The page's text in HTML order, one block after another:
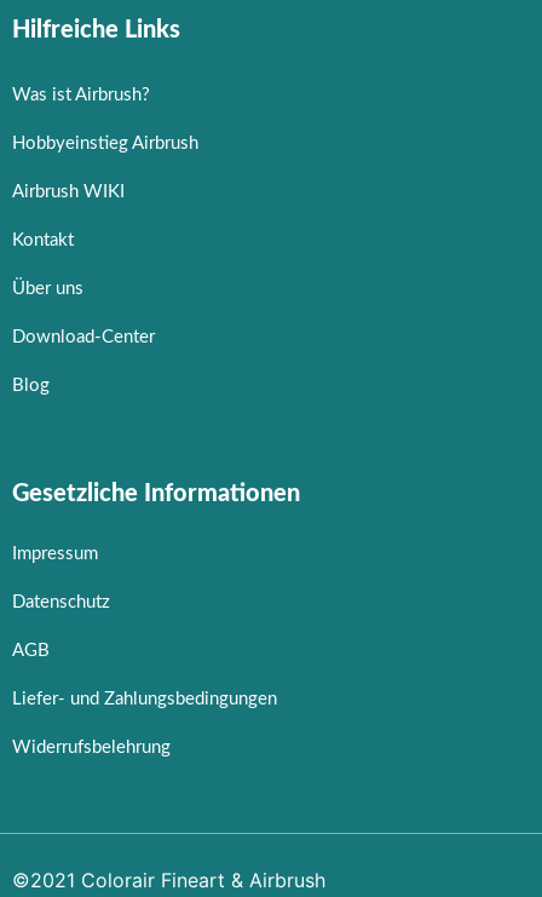
Schleif- & Poliermittel
Sandstrahlen & Spezialbehandlungen
Maskierung & Schablonen
Maskierfolien & Maskierbänder
Airbrush-Reiniger
Luftreinigung & Filter
Spezialliteratur & Anleitungen
Hilfreiche Links
Was ist Airbrush?
Hobbyeinstieg Airbrush
Airbrush WIKI
Kontakt
Über uns
Download-Center
Blog
Gesetzliche Informationen
Impressum
Datenschutz
AGB
Liefer- und Zahlungsbedingungen
Widerrufsbelehrung
©2021 Colorair Fineart & Airbrush